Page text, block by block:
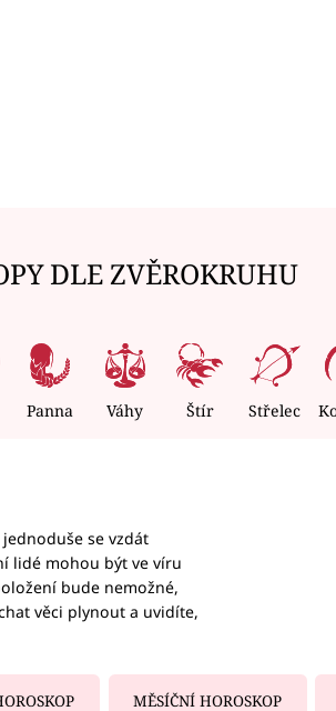
DLE ZVĚROKRUHU
Panna Váhy Štír Střelec
se vzdát
lidé mohou být ve víru
bude nemožné,
věci plynout a uvidíte,
MĚSÍČNÍ HOROSKOP